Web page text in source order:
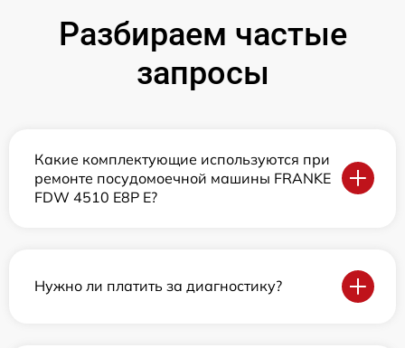
Разбираем частые
запросы
Какие комплектующие используются при
ремонте посудомоечной машины FRANKE
FDW 4510 E8P E?
Нужно ли платить за диагностику?